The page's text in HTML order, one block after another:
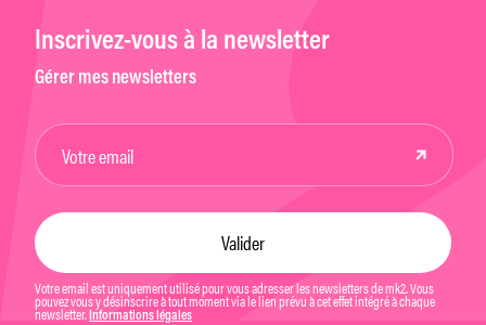
Inscrivez-vous à la newsletter
Gérer mes newsletters
Votre email est uniquement utilisé pour vous adresser les newsletters de mk2. Vous
pouvez vous y désinscrire à tout moment via le lien prévu à cet effet intégré à chaque
newsletter. Informations légales